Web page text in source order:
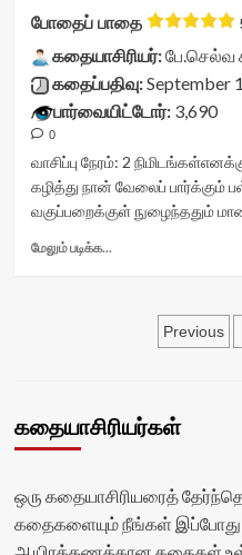
கைதி<div
class="yasr-
vv-
stars-
title-
container">
class='yasr-
stars-
title
yasr-
readonly-
rating='0'
starsize='16'
data-
rater-
போதைப் பாதை
கதையாசிரியர்:
கதைப்பதிவு:September
பார்வையிட்டோர்:3,690
0
வாசிப்பு நேரம்: 2 நிமிடங்கள்
கழித்து நான் வேலைப் பார்க்கும்
வகுப்பறைக்குள் நுழைந்ததும்
மேலும் படிக்க...
பாதை<div
class="yasr-
title-
container">
stars-
title
yasr-
Previous
கதையாசிரியர்கள்
ஒரு கதையாசிரியரைத்
கதைகளையும் நீங்கள் இப்போது